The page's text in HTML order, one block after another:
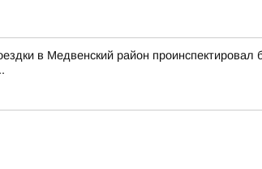
в Медвенский район проинспектировал